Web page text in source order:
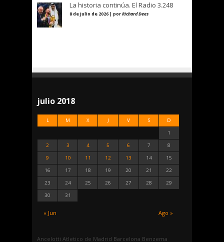
La historia continúa. El Radio 3.248
8 de julio de 2026 | porRichard Dees
julio 2018
L M X J V S D
« Jun Ago »
1
2
3 4 5 6 7
8
9
10 11 12 13 14
15
16
17 18 19 20 21
22
23
24 25 26 27 28
29
30
31
Ancelotti Atletico de Madrid Barcelona Benzema